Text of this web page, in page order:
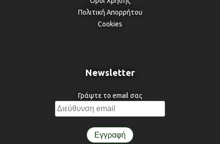
Πολιτική Απορρήτου
Cookies
Newsletter
Γράψτε το email σας